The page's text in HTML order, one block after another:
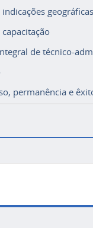
geográficas
de técnico-
permanência e